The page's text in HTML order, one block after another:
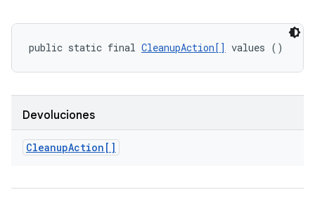
public static final CleanupAction[] values ()
Devoluciones
CleanupAction[]